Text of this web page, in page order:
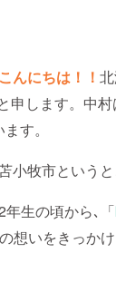
んにちは！！
申します。中
す。
小牧市という
年生の頃から､「
想いをきっか